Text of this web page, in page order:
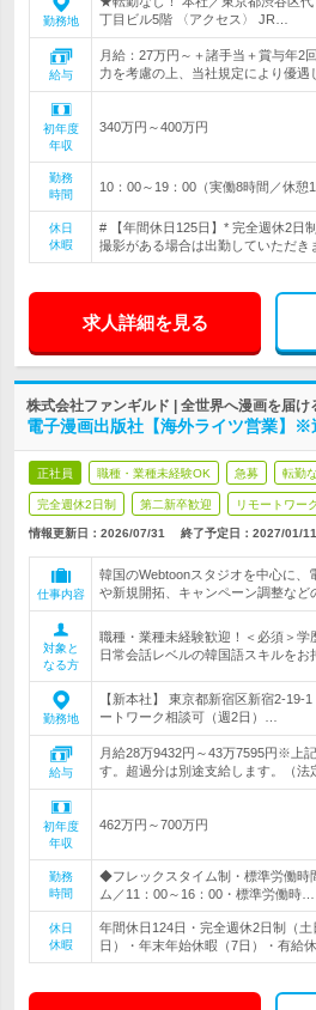
勤務地
丁目ビル5階 〈アクセス〉 JR…
給与
月給：27万円～＋諸手当＋賞与年
力を考慮の上、当社規定により優
初年度
年収
340万円～400万円
勤務
時間
10：00～19：00（実働8時間／休憩1
休日
休暇
# 【年間休日125日】* 完全週休2日
撮影がある場合は出勤していただき
求人詳細を見る
株式会社ファンギルド | 全世界へ漫画を届け
電子漫画出版社【海外ライツ営業】
正社員 職種・業種未経験OK 急募 転勤
完全週休2日制 第二新卒歓迎 リモートワー
情報更新日：2026/07/31 終了予定日： 2027/01/11
仕事内容
韓国のWebtoonスタジオを中心に、
や新規開拓、キャンペーン調整など
対象と
なる方
職種・業種未経験歓迎！＜必須＞学
日常会話レベルの韓国語スキルをお
勤務地
【新本社】 東京都新宿区新宿2-
ートワーク相談可（週2日）…
給与
月給28万9432円～43万7595円※上
す。超過分は別途支給します。（法
初年度
年収
462万円～700万円
勤務
時間
◆フレックスタイム制・標準労働時
ム／11：00～16：00・標準労働時…
休日
休暇
年間休日124日・完全週休2日制（
日）・年末年始休暇（7日）・有給